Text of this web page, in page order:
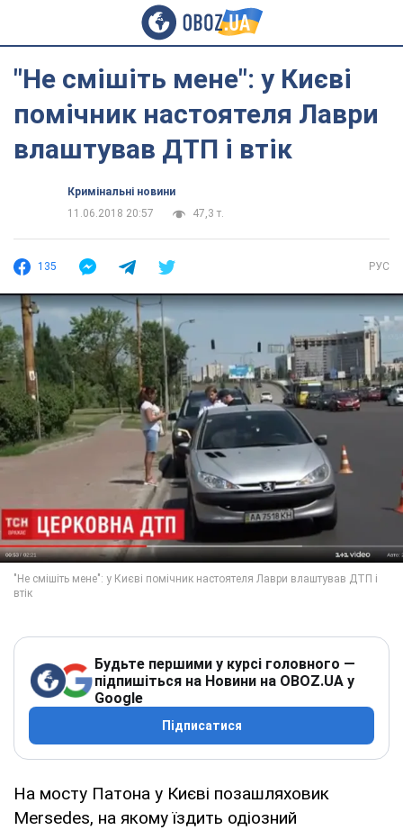
"Не смішіть мене": у Києві
помічник настоятеля Лаври
влаштував ДТП і втік
Кримінальні новини
11.06.2018 20:57
47,3 т.
135 РУС
Будьте першими у курсі головного —
підпишіться на Новини на OBOZ.UA у
Google
Підписатися
На мосту Патона у Києві позашляховик
Mersedes, на якому їздить одіозний